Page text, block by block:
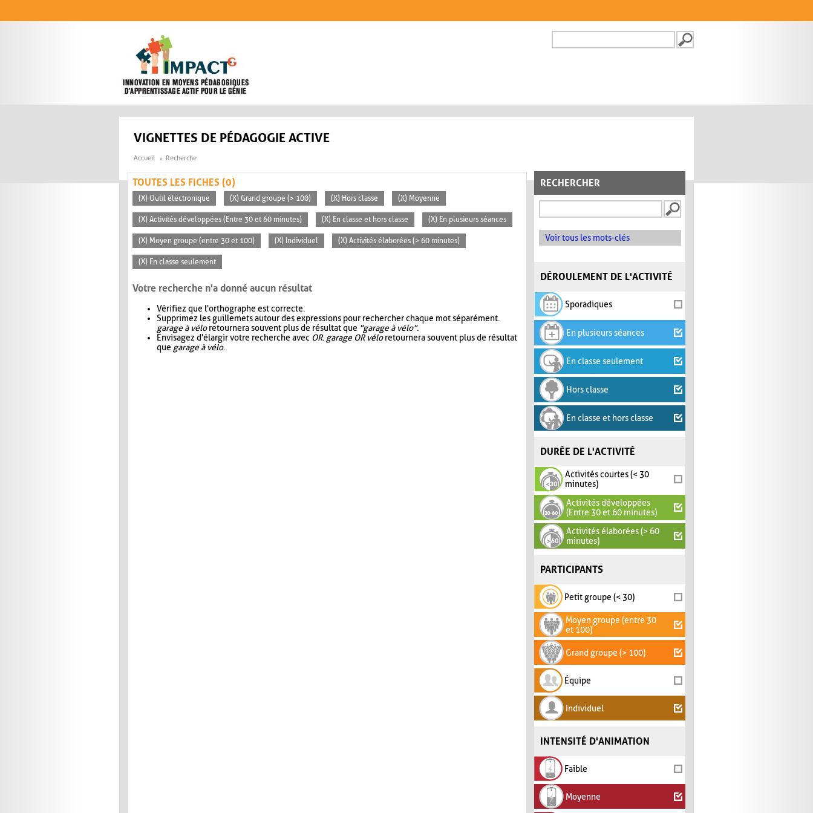
FORMULAIRE DE
VIGNETTES DE PÉDAGOGIE ACTIVE
Accueil Recherche
RECHERCHER
Voir tous les mots-clés
DÉROULEMENT DE L'ACTIVITÉ
Sporadiques
En plusieurs séances
En classe seulement
Hors classe
En classe et hors classe
DURÉE DE L'ACTIVITÉ
Activités courtes (< 30
minutes)
Activités développées
(Entre 30 et 60 minutes)
Activités élaborées (> 60
minutes)
PARTICIPANTS
Petit groupe (< 30)
Moyen groupe (entre 30
et 100)
Grand groupe (> 100)
Équipe
Individuel
INTENSITÉ D'ANIMATION
Faible
Moyenne
TOUTES LES FICHES (0)
(X) Outil électronique (X) Grand groupe (> 100) (X) Hors classe (X) Moyenne
(X) Activités développées (Entre 30 et 60 minutes) (X) En classe et hors classe (X) En plusieurs séances
(X) Moyen groupe (entre 30 et 100) (X) Individuel (X) Activités élaborées (> 60 minutes)
(X) En classe seulement
Votre recherche n'a donné aucun résultat
Vérifiez que l'orthographe est correcte.
Supprimez les guillemets autour des expressions pour rechercher chaque mot séparément.
garage à véloretournera souvent plus de résultat que "garage à vélo".
Envisagez d'élargir votre recherche avec OR. garage OR véloretournera souvent plus de résultat
que garage à vélo.